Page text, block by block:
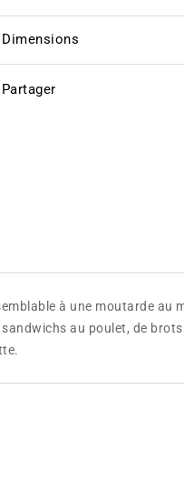
Dimensions
Partager
à une moutarde au
au poulet, de